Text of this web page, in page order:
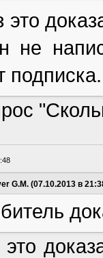
это
не
подписка.
G.M. (07.10.2013 в
это